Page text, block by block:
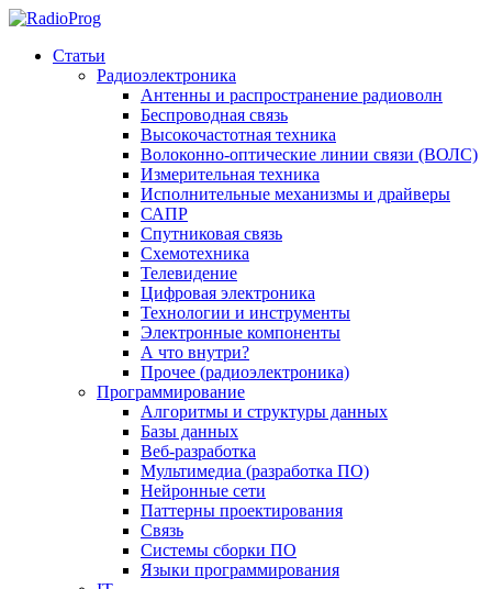
Статьи
Радиоэлектроника
Антенны и распространение радиоволн
Беспроводная связь
Высокочастотная техника
Волоконно-оптические линии связи (ВОЛС)
Измерительная техника
Исполнительные механизмы и драйверы
САПР
Спутниковая связь
Схемотехника
Телевидение
Цифровая электроника
Технологии и инструменты
Электронные компоненты
А что внутри?
Прочее (радиоэлектроника)
Программирование
Алгоритмы и структуры данных
Базы данных
Веб-разработка
Мультимедиа (разработка ПО)
Нейронные сети
Паттерны проектирования
Связь
Системы сборки ПО
Языки программирования